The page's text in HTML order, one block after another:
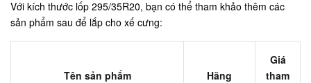
Với kích thước lốp 295/35R20, bạn có thể tham khảo thêm các
sản phẩm sau để lắp cho xế cưng:
Tên sản phẩm Hãng
Giá
tham